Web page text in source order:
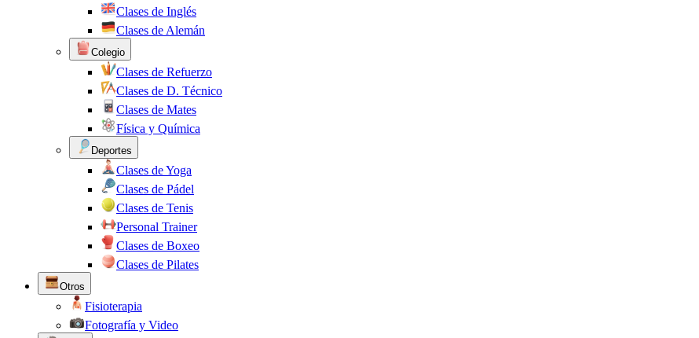
Clases de Inglés
Clases de Alemán
Colegio
Clases de Refuerzo
Clases de D. Técnico
Clases de Mates
Física y Química
Deportes
Clases de Yoga
Clases de Pádel
Clases de Tenis
Personal Trainer
Clases de Boxeo
Clases de Pilates
Otros
Fisioterapia
Fotografía y Video